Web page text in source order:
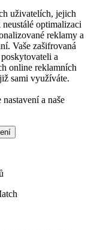
uživatelích, jejich
optimalizaci
reklamy a
Vaše zašifrovaná
a
online reklamních
sami využíváte.
a naše